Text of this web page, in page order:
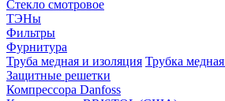
Стекло смотровое
ТЭНы
Фильтры
Фурнитура
Труба медная и изоляция Трубка
Защитные решетки
Компрессора Danfoss